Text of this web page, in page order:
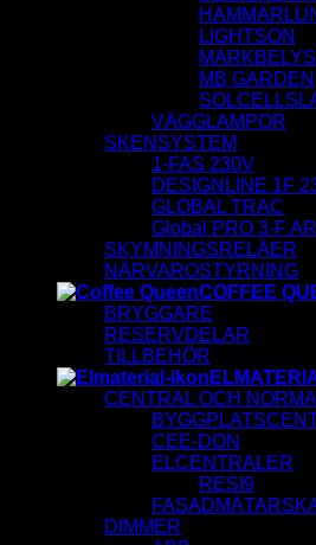
LIGHTSON
MB GARDEN
VÄGGLAMPOR
SKENSYSTEM
1-FAS 230V
DESIGNLINE 1F
GLOBAL TRAC
Global PRO 3-F
SKYMNINGSRELÄER
NÄRVAROSTYRNING
COFFEE
BRYGGARE
RESERVDELAR
TILLBEHÖR
CENTRAL OCH
CEE-DON
ELCENTRALER
RESI9
DIMMER